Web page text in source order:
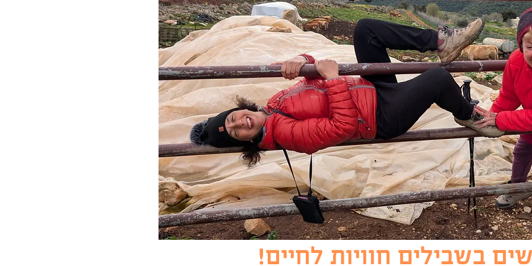
בשבילים חוויות לחיים!